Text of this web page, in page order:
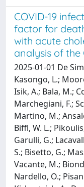
COVID-19
factor for
with acute
analysis of the
2025-01-01 De
Kasongo, L.;
Isik, A.; Bala, M.;
Marchegiani, F.;
Martino, M.;
Biffl, W. L.;
Garulli, G.;
S.; Bisetto, G.;
Vacante, M.;
Nardello, O.;